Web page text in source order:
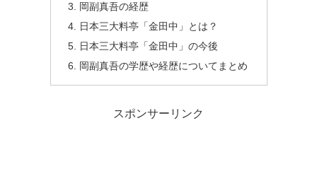
岡副真吾の経歴
日本三大料亭「金田中」とは？
日本三大料亭「金田中」の今後
岡副真吾の学歴や経歴についてまとめ
スポンサーリンク